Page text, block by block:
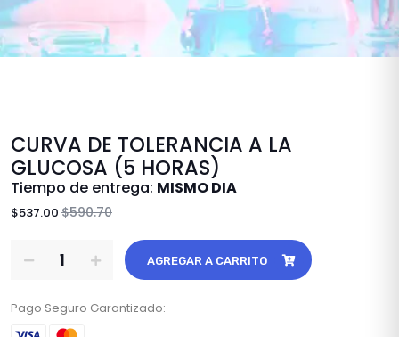
CURVA DE TOLERANCIA A LA
GLUCOSA (5 HORAS)
Tiempo de entrega: MISMO DIA
$537.00 $590.70
AGREGAR A CARRITO
Pago Seguro Garantizado: